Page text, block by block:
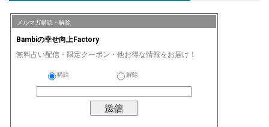
メルマガ購読・解除
Bambiの幸せ向上Factory
無料占い配信・限定クーポン・他お得な情報をお届け！
購読 解除